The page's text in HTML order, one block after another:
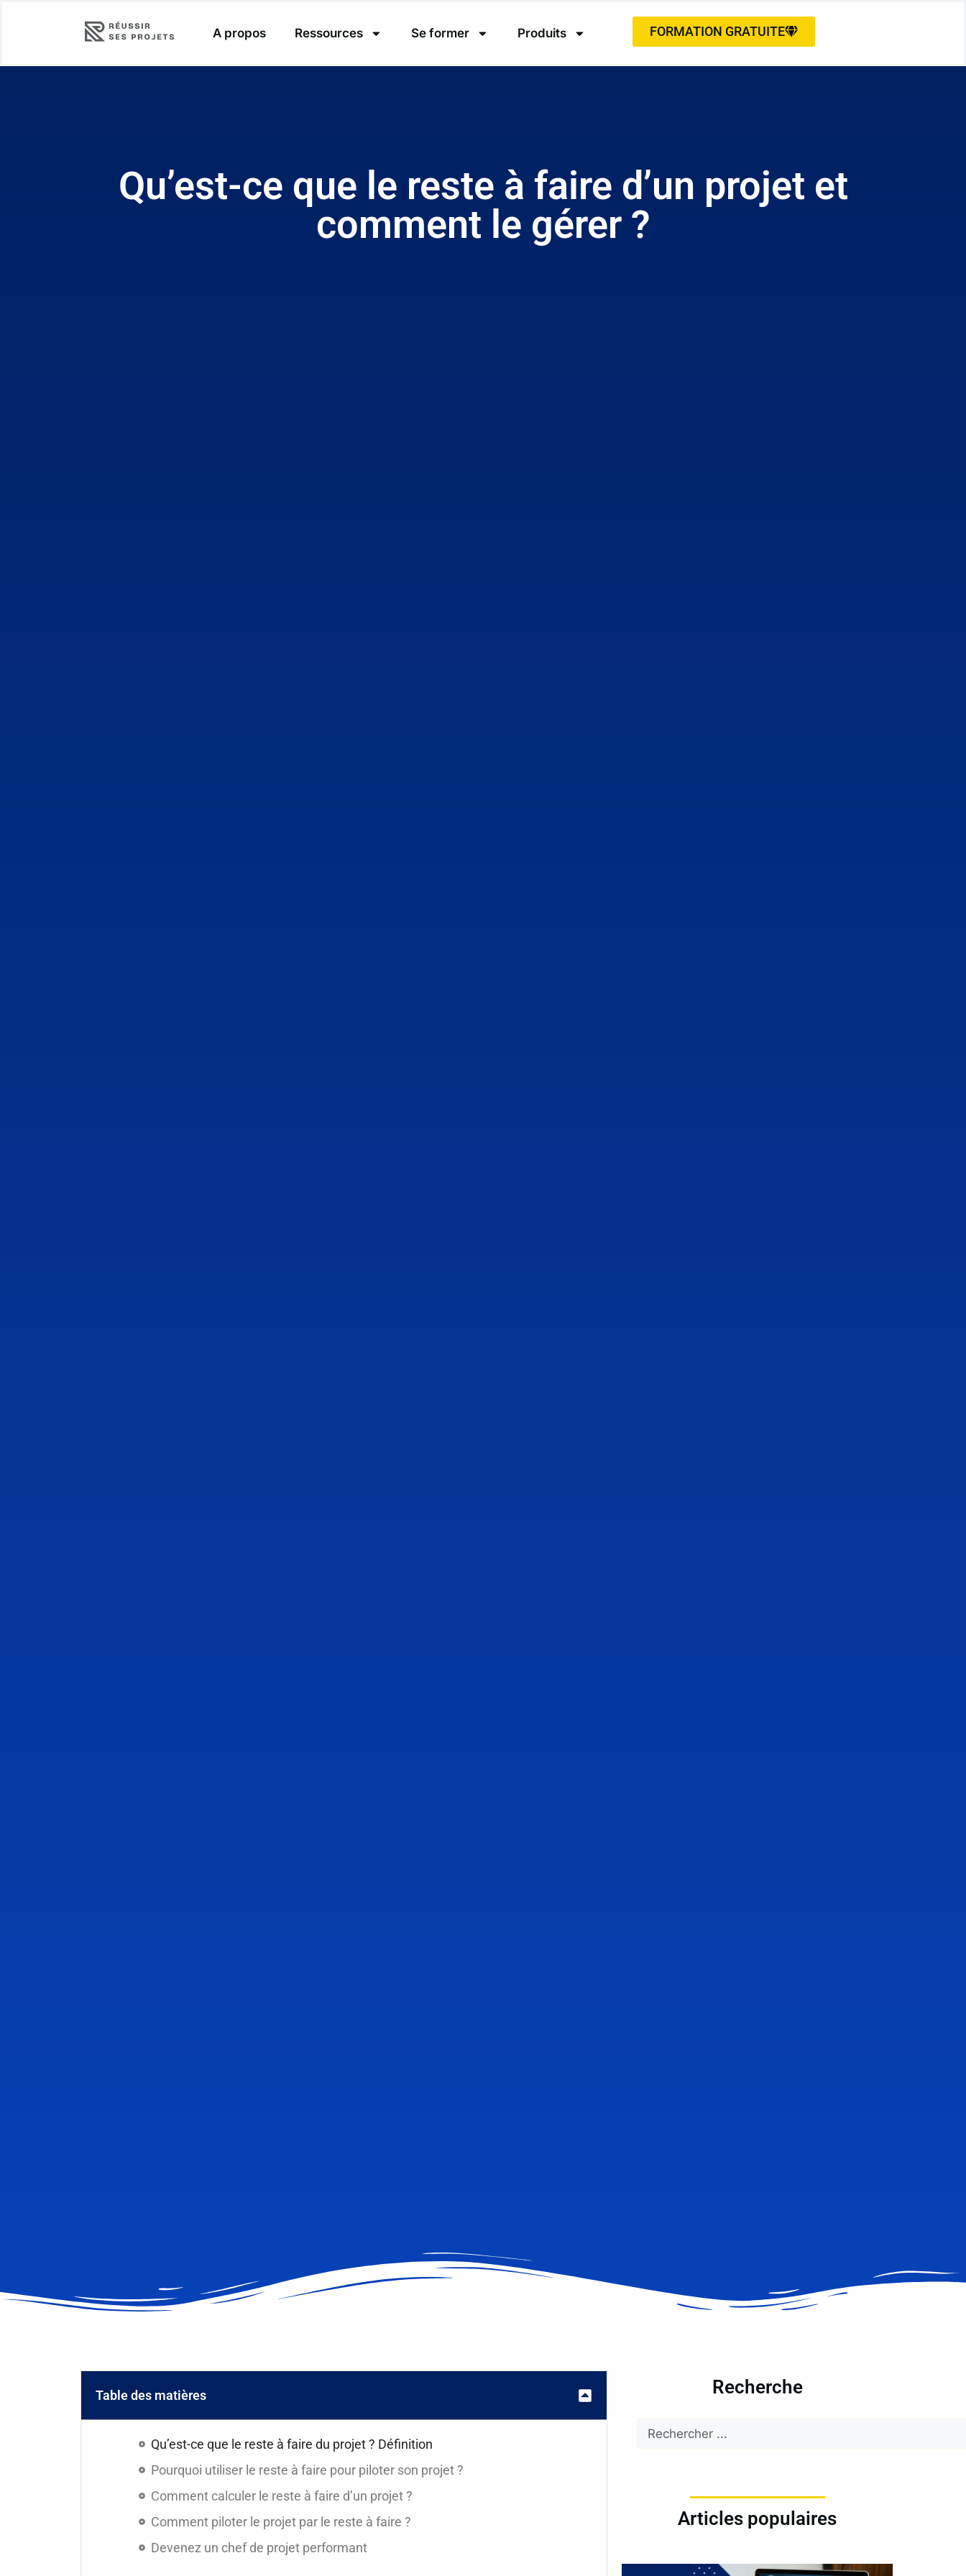
A propos Ressources Se former Produits FORMATION GRATUITE
Qu’est-ce que le reste à faire d’un projet et
comment le gérer ?
Table des matières
Qu’est-ce que le reste à faire du projet ? Définition
Pourquoi utiliser le reste à faire pour piloter son projet ?
Comment calculer le reste à faire d’un projet ?
Comment piloter le projet par le reste à faire ?
Devenez un chef de projet performant
Recherche
Articles populaires